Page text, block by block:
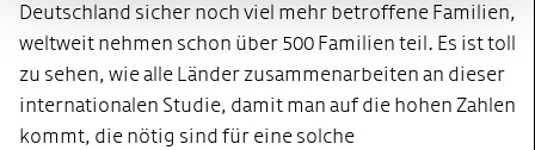
Deutschland sicher noch viel mehr betroffene Familien,
weltweit nehmen schon über 500 Familien teil. Es ist toll
zu sehen, wie alle Länder zusammenarbeiten an dieser
internationalen Studie, damit man auf die hohen Zahlen
kommt, die nötig sind für eine solche